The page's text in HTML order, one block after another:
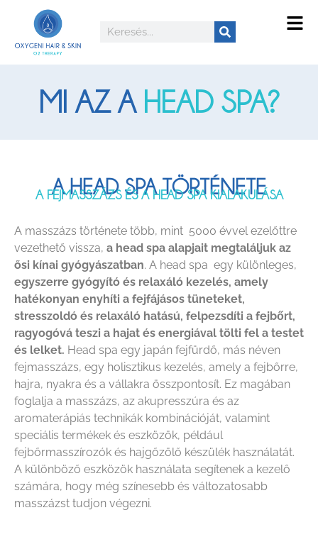
MI AZ A HEAD SPA?
A HEAD SPA TÖRTÉNETE
A FEJMASSZÁZS ÉS A HEAD SPA KIALAKULÁSA
A masszázs története több, mint 5000 évvel ezelőttre
vezethető vissza, a head spa alapjait megtaláljuk az
ősi kínai gyógyászatban. A head spa egy különleges,
egyszerre gyógyító és relaxáló kezelés, amely
hatékonyan enyhíti a fejfájásos tüneteket,
stresszoldó és relaxáló hatású, felpezsdíti a fejbőrt,
ragyogóvá teszi a hajat és energiával tölti fel a testet
és lelket. Head spa egy japán fejfürdő, más néven
fejmasszázs, egy holisztikus kezelés, amely a fejbőrre,
hajra, nyakra és a vállakra összpontosít. Ez magában
foglalja a masszázs, az akupresszúra és az
aromaterápiás technikák kombinációját, valamint
speciális termékek és eszközök, például
fejbőrmasszírozók és hajgőzölő készülék használatát.
A különböző eszközök használata segítenek a kezelő
számára, hogy még színesebb és változatosabb
masszázst tudjon végezni.